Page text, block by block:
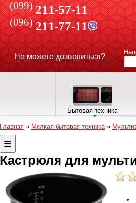
(099) 211-57-11
(096)211-77-11
Не можете дозвониться?
Бытовая техника
Главная » Мелкая бытовая техника»
Кастрюля для